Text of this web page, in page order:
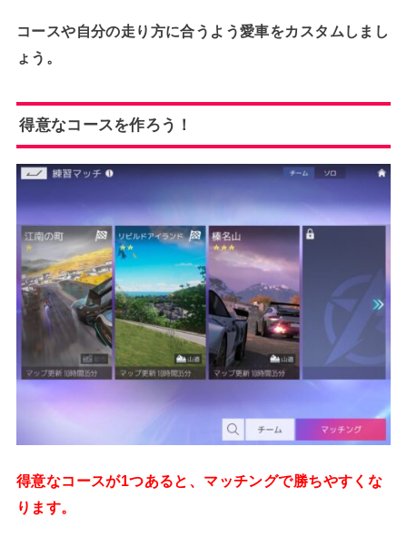
コースや自分の走り方に合うよう愛車をカスタムしまし
ょう。
得意なコースを作ろう！
得意なコースが1つあると、マッチングで勝ちやすくな
ります。